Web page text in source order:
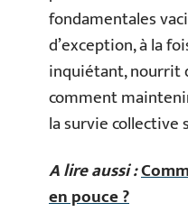
fondamentales
d’exception, à la
inquiétant, nourrit
comment
la survie collective
A lire aussi :
en pouce ?